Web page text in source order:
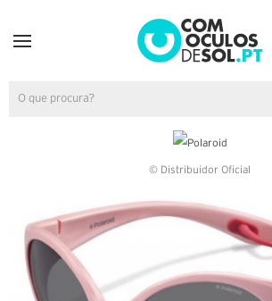
© Distribuidor Oficial